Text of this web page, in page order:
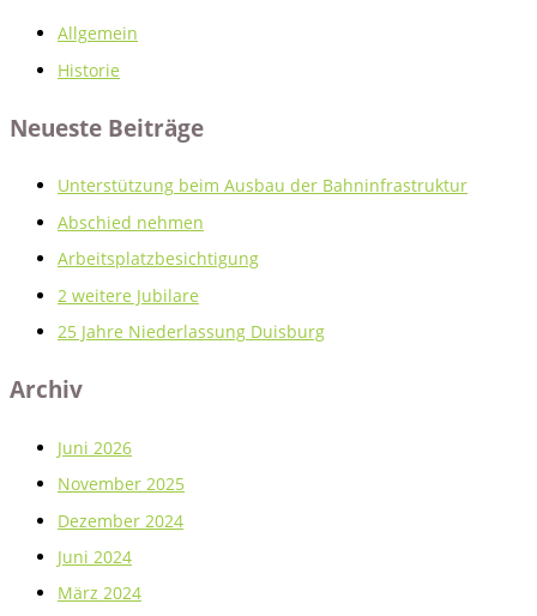
a
Allgemein
Historie
Neueste Beiträge
Unterstützung beim Ausbau der Bahninfrastruktur
Abschied nehmen
Arbeitsplatzbesichtigung
2 weitere Jubilare
25 Jahre Niederlassung Duisburg
Archiv
Juni 2026
November 2025
Dezember 2024
Juni 2024
März 2024